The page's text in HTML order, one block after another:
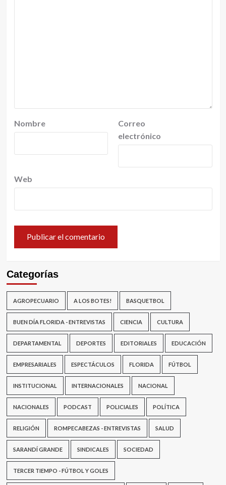
Nombre
Correo
electrónico
Web
Categorías
AGROPECUARIO A LOS BOTES! BASQUETBOL
BUEN DÍA FLORIDA - ENTREVISTAS CIENCIA CULTURA
DEPARTAMENTAL DEPORTES EDITORIALES EDUCACIÓN
EMPRESARIALES ESPECTÁCULOS FLORIDA FÚTBOL
INSTITUCIONAL INTERNACIONALES NACIONAL
NACIONALES PODCAST POLICIALES POLÍTICA
RELIGIÓN ROMPECABEZAS - ENTREVISTAS SALUD
SARANDÍ GRANDE SINDICALES SOCIEDAD
TERCER TIEMPO - FÚTBOL Y GOLES